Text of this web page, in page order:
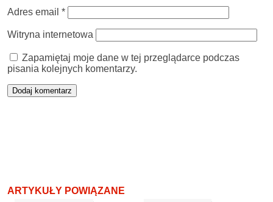
Adres email *
Witryna internetowa
Zapamiętaj moje dane w tej przeglądarce podczas
pisania kolejnych komentarzy.
ARTYKUŁY POWIĄZANE